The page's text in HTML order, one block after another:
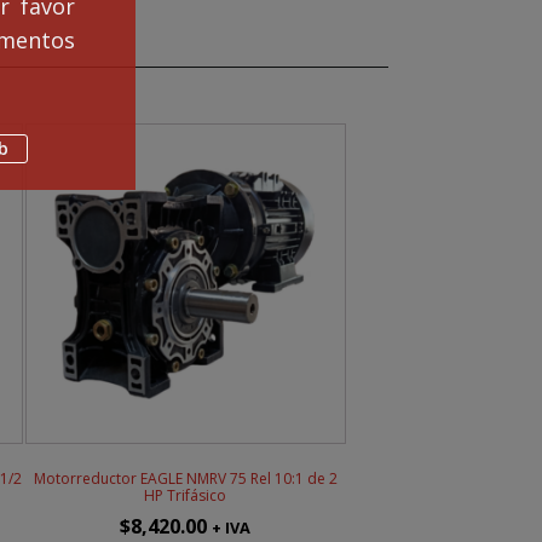
2
Motorreductor EAGLE NMRV 75 Rel 10:1 de 2
HP Trifásico
$8,420.00 + IVA